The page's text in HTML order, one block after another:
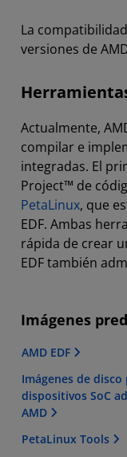
La
versiones de
Actualmente,
compilar e
integradas. El
Project™ de
PetaLinux, que
EDF. Ambas
rápida de crear
EDF también
Imágenes
AMD EDF
Imágenes de disco
dispositivos SoC
AMD
PetaLinux Tools